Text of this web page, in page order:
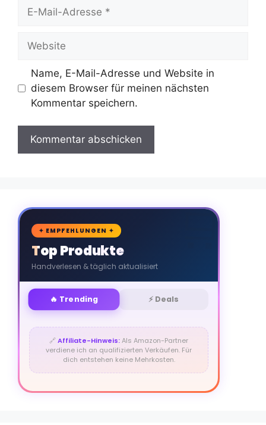
Mail-
Name, E-Mail-Adresse und Website in
diesem Browser für meinen nächsten
Kommentar speichern.
🛒
✦ EMPFEHLUNGEN ✦
Top Produkte
Handverlesen & täglich aktualisiert
🔥 Trending ⚡ Deals
🔗Affiliate-Hinweis:Als Amazon-Partner
verdiene ich an qualifizierten Verkäufen. Für
dich entstehen keine Mehrkosten.